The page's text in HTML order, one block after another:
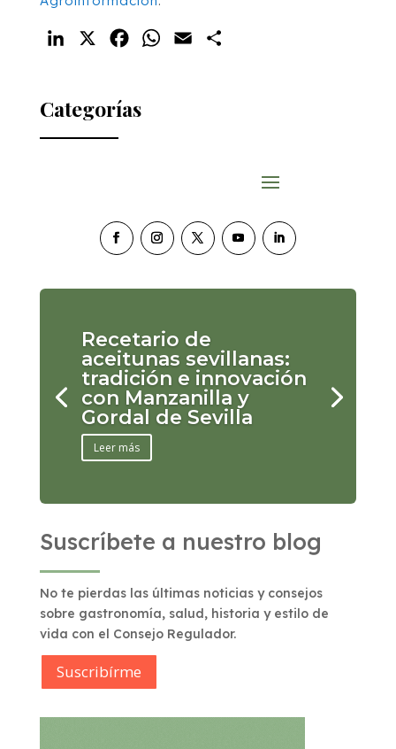
LinkedIn FacebookWhatsApp
Email
Categorías
Recetario de
aceitunas sevillanas:
tradición e innovación
con Manzanilla y
Gordal de Sevilla
Leer más
Suscríbete a nuestro blog
No te pierdas las últimas noticias y consejos
sobre gastronomía, salud, historia y estilo de
vida con el Consejo Regulador.
Suscribírme